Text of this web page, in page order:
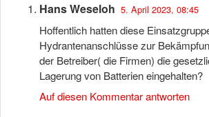
Hans Weseloh 5. April 2023, 08:45
Hoffentlich hatten diese
Hydrantenanschlüsse zur
der Betreiber( die Firmen) die
Lagerung von Batterien eingehalten?
Auf diesen Kommentar antworten